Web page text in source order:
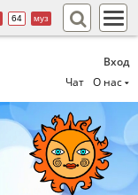
Вход
Чат
О нас
64 муз